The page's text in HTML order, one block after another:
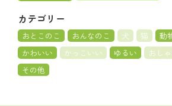
カテゴリー
おとこのこ おんなのこ 犬 猫
動
かわいい
かっこいい ゆるい おし
その他